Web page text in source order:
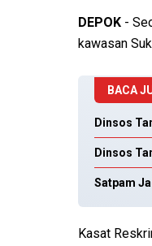
DEPOK -
kawasan
BACA
Dinsos
Dinsos
Satpam
Kasat